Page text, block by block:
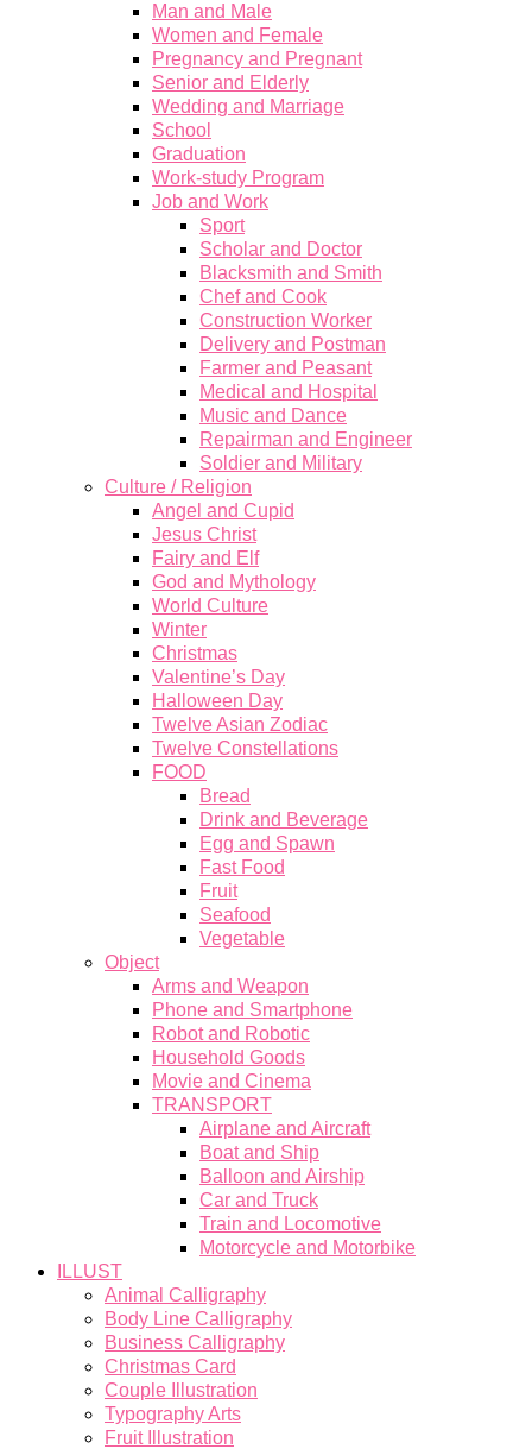
Man and Male
Women and Female
Pregnancy and Pregnant
Senior and Elderly
Wedding and Marriage
School
Graduation
Work-study Program
Job and Work
Sport
Scholar and Doctor
Blacksmith and Smith
Chef and Cook
Construction Worker
Delivery and Postman
Farmer and Peasant
Medical and Hospital
Music and Dance
Repairman and Engineer
Soldier and Military
Culture / Religion
Angel and Cupid
Jesus Christ
Fairy and Elf
God and Mythology
World Culture
Winter
Christmas
Valentine’s Day
Halloween Day
Twelve Asian Zodiac
Twelve Constellations
FOOD
Bread
Drink and Beverage
Egg and Spawn
Fast Food
Fruit
Seafood
Vegetable
Object
Arms and Weapon
Phone and Smartphone
Robot and Robotic
Household Goods
Movie and Cinema
TRANSPORT
Airplane and Aircraft
Boat and Ship
Balloon and Airship
Car and Truck
Train and Locomotive
Motorcycle and Motorbike
ILLUST
Animal Calligraphy
Body Line Calligraphy
Business Calligraphy
Christmas Card
Couple Illustration
Typography Arts
Fruit Illustration